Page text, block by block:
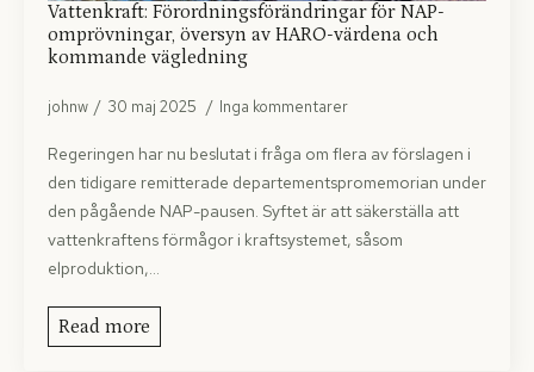
Vattenkraft: Förordningsförändringar för NAP-
omprövningar, översyn av HARO-värdena och
kommande vägledning
johnw 30 maj 2025 Inga kommentarer
Regeringen har nu beslutat i fråga om flera av förslagen i
den tidigare remitterade departementspromemorian under
den pågående NAP-pausen. Syftet är att säkerställa att
vattenkraftens förmågor i kraftsystemet, såsom
elproduktion,…
Read more